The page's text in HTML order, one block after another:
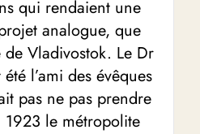
qui rendaient une
analogue, que
Vladivostok. Le Dr
l’ami des évêques
pas ne pas prendre
1923 le métropolite